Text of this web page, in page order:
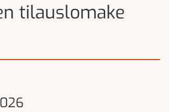
tilauslomake